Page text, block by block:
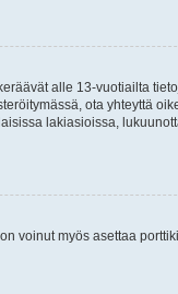
alle 13-vuotiailta
ota yhteyttä
lakiasioissa,
voinut myös asettaa